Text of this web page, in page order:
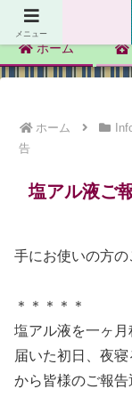
ホーム
ホーム
告
塩アル液ご
手にお使いの方の
＊＊＊＊＊
塩アル液を一ヶ月
届いた初日、夜
から皆様のご報
メニュー